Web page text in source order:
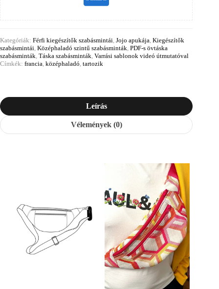
Kategóriák: Férfi kiegészítők szabásmintái Jojo apukája Kiegészítők
szabásmintái Középhaladó szintű szabásminták PDF-s övtáska
szabásminták Táska szabásminták Varrási sablonok videó útmutatóval
Címkék: francia középhaladó tartozik
Leírás
Vélemények (0)